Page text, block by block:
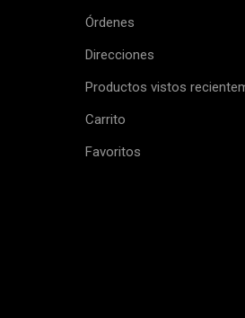
Órdenes
Direcciones
Productos vistos
Carrito
Favoritos